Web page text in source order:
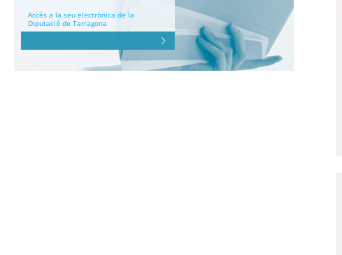
Accés a la seu electrònica de la
Diputació de Tarragona